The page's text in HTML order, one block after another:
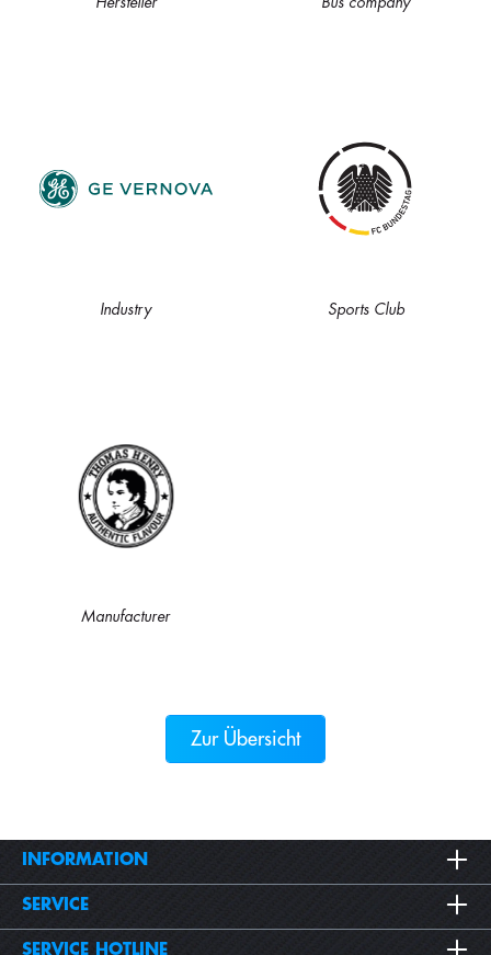
Industry Sports Club
Manufacturer
Zur Übersicht
INFORMATION
SERVICE
SERVICE HOTLINE